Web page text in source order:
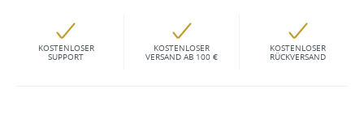
KOSTENLOSER
SUPPORT
KOSTENLOSER
VERSAND AB 100 €
KOSTENLOSER
RÜCKVERSAND